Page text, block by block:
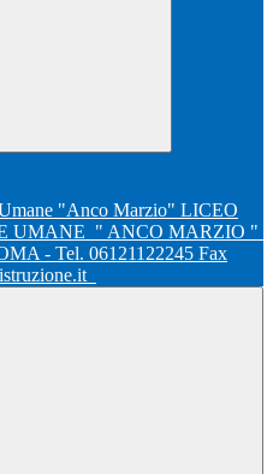
LICEO
UMANE " ANCO MARZIO "
- Tel. 06121122245 Fax